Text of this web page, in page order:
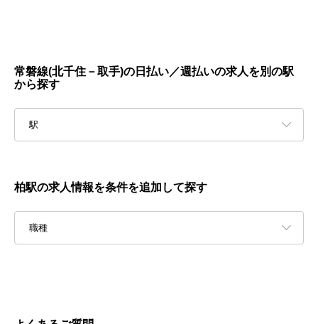
常磐線(北千住－取手)の日払い／週払いの求人を別の駅
から探す
駅
柏駅の求人情報を条件を追加して探す
職種